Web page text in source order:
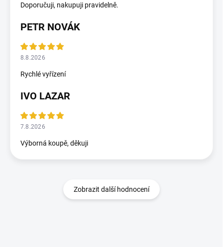
Doporučuji, nakupuji pravidelně.
PETR NOVÁK
8.8.2026
Rychlé vyřízení
IVO LAZAR
7.8.2026
Výborná koupě, děkuji
Zobrazit další hodnocení